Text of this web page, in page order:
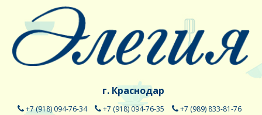
г. Краснодар
+7 (918) 094-76-34 +7 (918) 094-76-35
+7 (989) 833-81-76